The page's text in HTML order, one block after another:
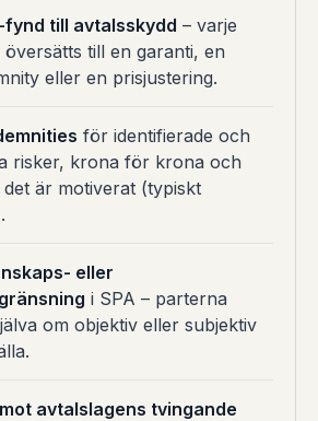
fynd till avtalsskydd – varje
till en garanti, en
eller en prisjustering.
för identifierade och
risker, krona för krona och
är motiverat (typiskt
eller
i SPA – parterna
om objektiv eller subjektiv
avtalslagens tvingande